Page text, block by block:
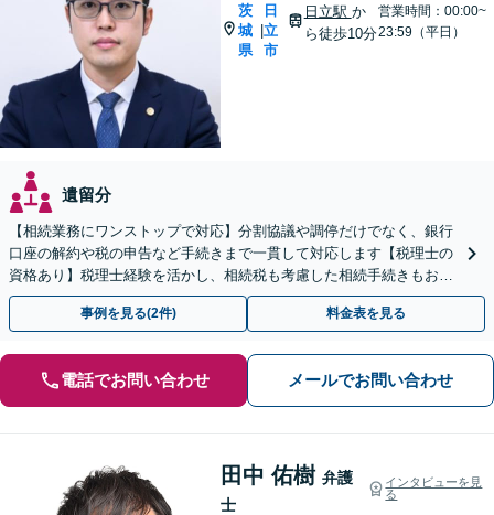
茨
城
県
|
日
立
市
日立駅 か
ら徒歩10分
営業時間：00:00~
23:59（平日）
遺留分
【相続業務にワンストップで対応】分割協議や調停だけでなく、銀行
口座の解約や税の申告など手続きまで一貫して対応します【税理士の
資格あり】税理士経験を活かし、相続税も考慮した相続手続きもお任
せください【初回相談無料】任意後見や生前贈与なども対応
事例を見る(2件) 料金表を見る
電話でお問い合わせ メールでお問い合わせ
田中 佑樹 弁護
士
インタビューを見
る